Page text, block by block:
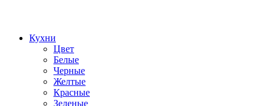
Кухни
Цвет
Белые
Черные
Желтые
Красные
Зеленые